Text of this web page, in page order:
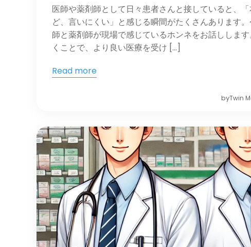
医師や薬剤師として日々患者さんと接していると、
ど、言いにくい」と感じる瞬間がたくさんあります
師と薬剤師が現場で感じているホンネをお話ししま
くことで、より良い医療を受け […]
Read more
byTwin